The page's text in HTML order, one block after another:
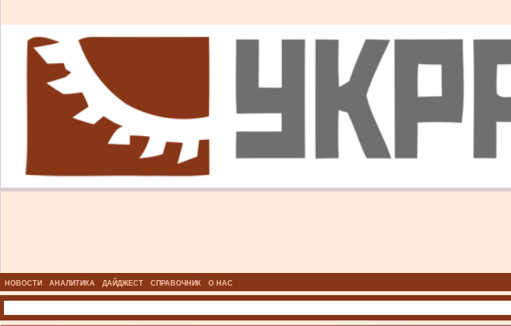
НОВОСТИ АНАЛИТИКА ДАЙДЖЕСТ СПРАВОЧНИК О НАС